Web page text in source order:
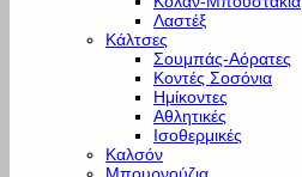
Λαστέξ
Κάλτσες
Σουμπάς-Αόρατες
Κοντές Σοσόνια
Ημίκοντες
Αθλητικές
Ισοθερμικές
Καλσόν